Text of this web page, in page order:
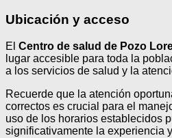
Ubicación y acceso
El Centro de salud de Pozo
lugar accesible para toda la
a los servicios de salud y la
Recuerde que la atención
correctos es crucial para el
uso de los horarios establecidos
significativamente la experiencia